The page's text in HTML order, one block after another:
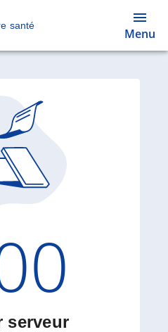
santé
Menu
serveur